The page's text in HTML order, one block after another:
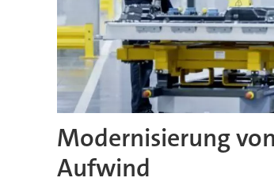
Modernisierung
Aufwind